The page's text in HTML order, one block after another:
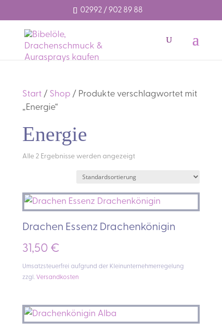
02992 / 902 89 88
Start/ Shop/ Produkte verschlagwortet mit
„Energie“
Energie
Alle 2 Ergebnisse werden angezeigt
Drachen Essenz Drachenkönigin
31,50 €
Umsatzsteuerfrei aufgrund der Kleinunternehmerregelung
zzgl. Versandkosten